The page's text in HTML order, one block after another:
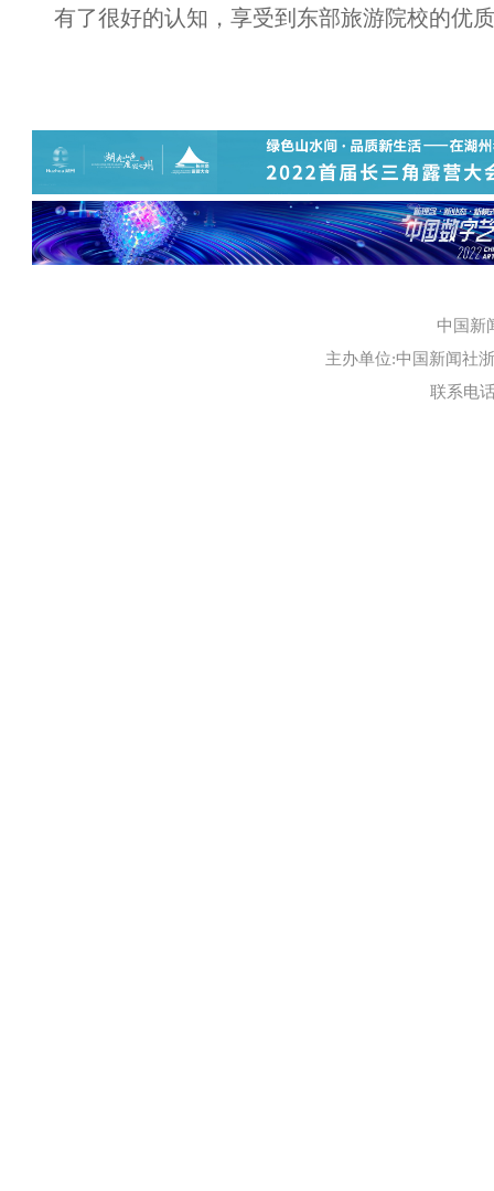
有了很好的认知，享受到东部旅游院校的优
中国新
主办单位:中国新闻社
联系电